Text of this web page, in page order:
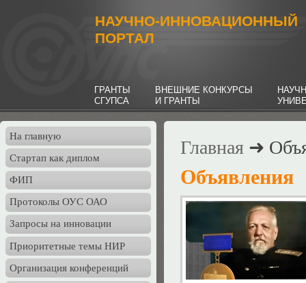
НАУЧНО-ИННОВАЦИОННЫЙ
ПОРТАЛ
ГРАНТЫ
СГУПСА
ВНЕШНИЕ КОНКУРСЫ
И ГРАНТЫ
На главную
Стартап как диплом
ФИП
Протоколы ОУС ОАО
Запросы на инновации
Приоритетные темы НИР
Организация конференций
Главная ➜
Объявления